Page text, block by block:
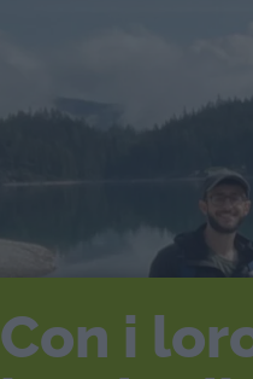
Con i